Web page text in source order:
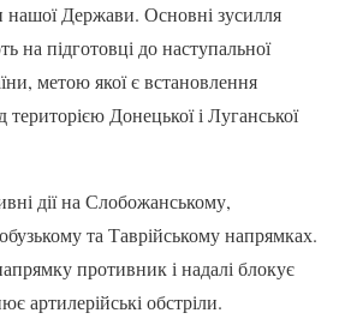
нашої Держави. Основні зусилля
на підготовці до наступальної
метою якої є встановлення
Донецької і Луганської
дії на Слобожанському,
та Таврійському напрямках.
противник і надалі блокує
артилерійські обстріли.